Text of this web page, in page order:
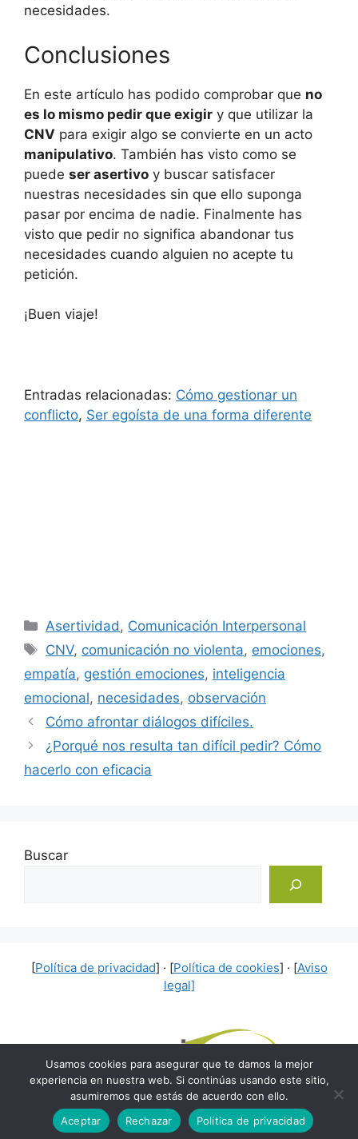
necesidades.
Conclusiones
En este artículo has podido comprobar que no
es lo mismo pedir que exigir y que utilizar la
CNV para exigir algo se convierte en un acto
manipulativo. También has visto como se
puede ser asertivo y buscar satisfacer
nuestras necesidades sin que ello suponga
pasar por encima de nadie. Finalmente has
visto que pedir no significa abandonar tus
necesidades cuando alguien no acepte tu
petición.
¡Buen viaje!
Entradas relacionadas: Cómo gestionar un
conflicto, Ser egoísta de una forma diferente
Categorías
Asertividad, Comunicación Interpersonal
Etiquetas
CNV, comunicación no violenta, emociones,
empatía, gestión emociones, inteligencia
emocional, necesidades, observación
Cómo afrontar diálogos difíciles.
¿Porqué nos resulta tan difícil pedir? Cómo
hacerlo con eficacia
Buscar
[Política de privacidad] · [Política de cookies] · [Aviso
legal]
© 2026 Rumbo Interior• Creado conGeneratePress
Usamos cookies para asegurar que te damos la mejor
experiencia en nuestra web. Si continúas usando este sitio,
asumiremos que estás de acuerdo con ello.
Aceptar
Rechazar Política de privacidad